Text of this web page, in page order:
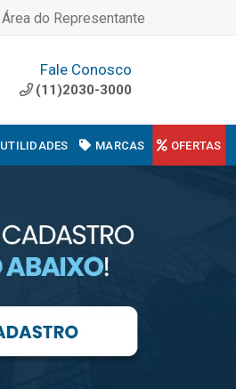
Área do Representante
Fale Conosco
(11)2030-3000
UTILIDADES MARCAS OFERTAS